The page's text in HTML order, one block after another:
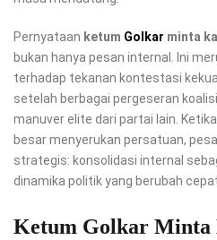
Pernyataan ketum Golkar minta
bukan hanya pesan internal. Ini
terhadap tekanan kontestasi
setelah berbagai pergeseran
manuver elite dari partai lain.
besar menyerukan persatuan,
strategis: konsolidasi internal
dinamika politik yang berubah
Ketum Golkar Minta